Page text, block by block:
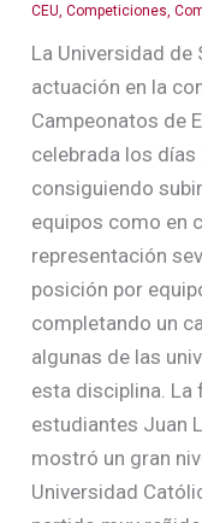
CEU ,Competiciones ,
La Universidad de
actuación en la
Campeonatos de
celebrada los días
consiguiendo
equipos como en
representación
posición por
completando un
algunas de las
esta disciplina.
estudiantes Juan
mostró un gran
Universidad